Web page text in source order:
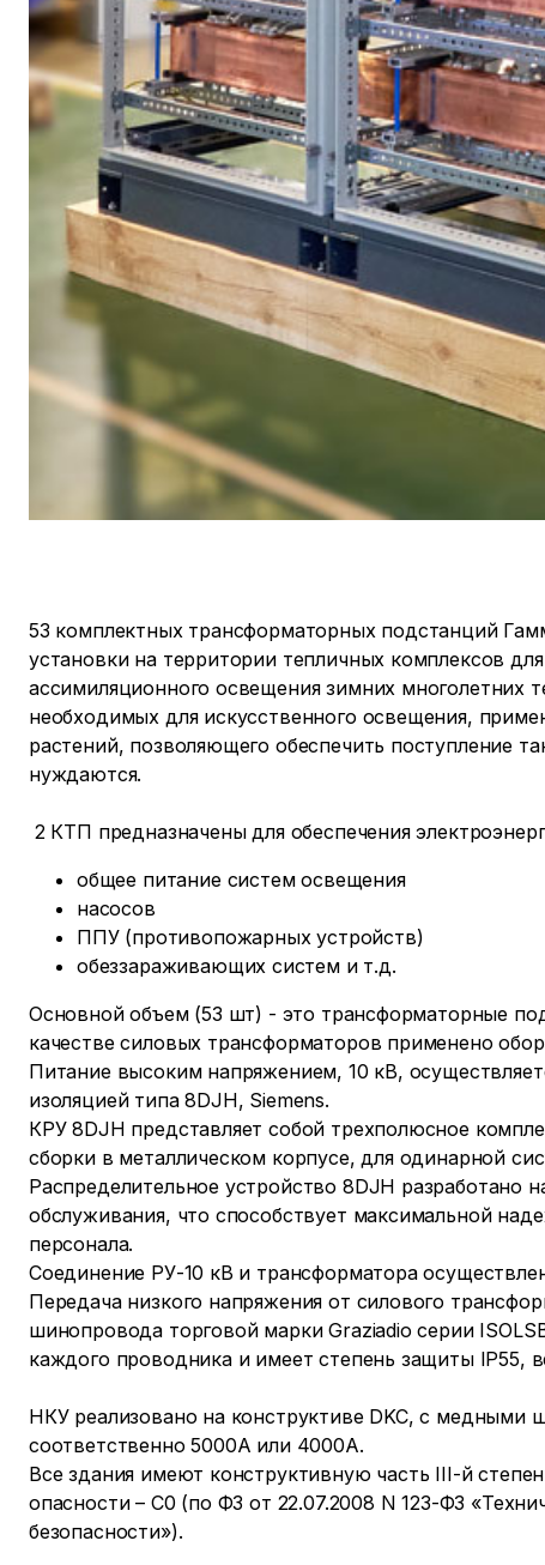
53 комплектных трансформаторных подстанций
установки на территории тепличных комплексов
ассимиляционного освещения зимних
необходимых для искусственного освещения,
растений, позволяющего обеспечить поступление
нуждаются.
2 КТП предназначены для обеспечения
общее питание систем освещения
насосов
ППУ (противопожарных устройств)
обеззараживающих систем и т.д.
Основной объем (53 шт) - это трансформаторные
качестве силовых трансформаторов применено
Питание высоким напряжением, 10 кВ,
изоляцией типа 8DJH, Siemens.
КРУ 8DJH представляет собой трехполюсное
сборки в металлическом корпусе, для одинарной
Распределительное устройство 8DJH разработано
обслуживания, что способствует максимальной
персонала.
Соединение РУ-10 кВ и трансформатора
Передача низкого напряжения от силового
шинопровода торговой марки Graziadio серии
каждого проводника и имеет степень защиты IP55,
НКУ реализовано на конструктиве DKC, с
соответственно 5000А или 4000А.
Все здания имеют конструктивную часть III-й
опасности – С0 (по ФЗ от 22.07.2008 N 123-ФЗ
безопасности»).